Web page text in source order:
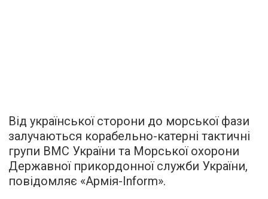
Від української сторони до морської фази
залучаються корабельно-катерні тактичні
групи ВМС України та Морської охорони
Державної прикордонної служби України,
повідомляє «Армія-Inform».